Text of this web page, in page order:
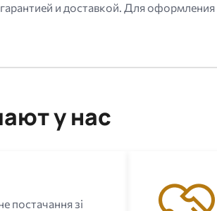
и доставкой. Для оформления
у нас
постачання зі